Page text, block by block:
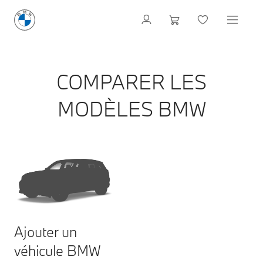
COMPARER LES
MODÈLES BMW
Ajouter un
véhicule BMW